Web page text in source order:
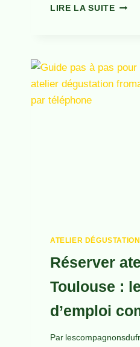
LIRE LA SUITE
ATELIER DÉGUSTATION
Réserver
Toulouse :
d’emploi
Par